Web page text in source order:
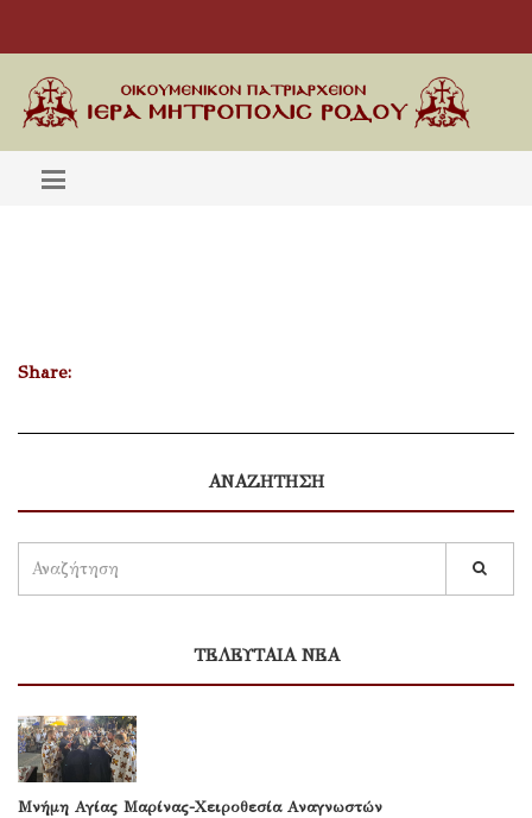
Share:
ΑΝΑΖΗΤΗΣΗ
ΤΕΛΕΥΤΑΙΑ ΝΕΑ
Μνήμη Αγίας Μαρίνας-Χειροθεσία Αναγνωστών